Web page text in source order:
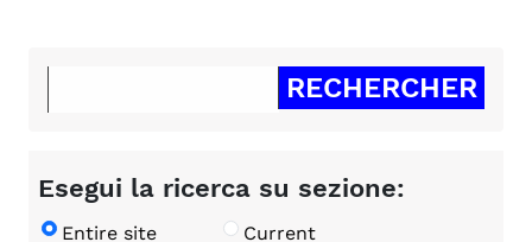
Esegui la ricerca su sezione:
Entire site Current